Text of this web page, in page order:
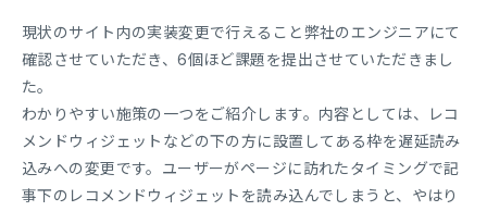
現状のサイト内の実装変更で行えること弊社のエンジニアにて
確認させていただき、6個ほど課題を提出させていただきまし
た。
わかりやすい施策の一つをご紹介します。内容としては、レコ
メンドウィジェットなどの下の方に設置してある枠を遅延読み
込みへの変更です。ユーザーがページに訪れたタイミングで記
事下のレコメンドウィジェットを読み込んでしまうと、やはり